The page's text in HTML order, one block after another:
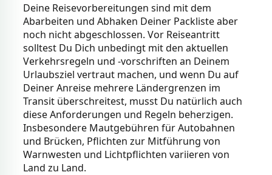
Deine Reisevorbereitungen sind mit dem
Abarbeiten und Abhaken Deiner Packliste aber
noch nicht abgeschlossen. Vor Reiseantritt
solltest Du Dich unbedingt mit den aktuellen
Verkehrsregeln und -vorschriften an Deinem
Urlaubsziel vertraut machen, und wenn Du auf
Deiner Anreise mehrere Ländergrenzen im
Transit überschreitest, musst Du natürlich auch
diese Anforderungen und Regeln beherzigen.
Insbesondere Mautgebühren für Autobahnen
und Brücken, Pflichten zur Mitführung von
Warnwesten und Lichtpflichten variieren von
Land zu Land.